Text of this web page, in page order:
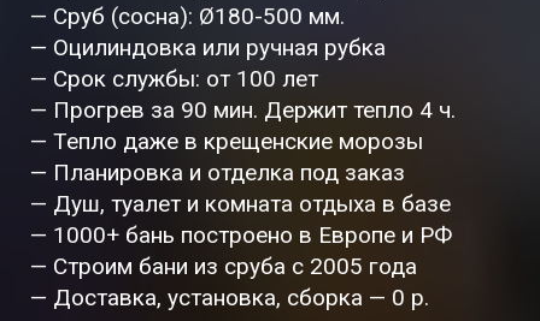
— Сруб (сосна): Ø180-500 мм.
— Оцилиндовка или ручная рубка
— Срок службы: от 100 лет
— Прогрев за 90 мин. Держит тепло 4 ч.
— Тепло даже в крещенские морозы
— Планировка и отделка под заказ
— Душ, туалет и комната отдыха в базе
— 1000+ бань построено в Европе и РФ
— Строим бани из сруба с 2005 года
— Доставка, установка, сборка — 0 р.